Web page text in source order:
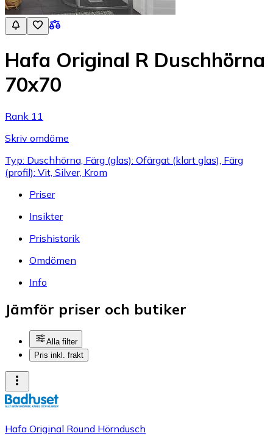
Hafa Original R Duschhörna
70x70
Rank 11
Skriv omdöme
Typ: Duschhörna, Färg (glas): Ofärgat (klart glas), Färg
(profil): Vit, Silver, Krom
Priser
Insikter
Prishistorik
Omdömen
Info
Jämför priser och butiker
Alla filter
Pris inkl. frakt
Hafa Original Round Hörndusch